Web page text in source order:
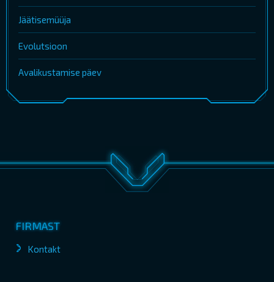
Jäätisemüüja
Evolutsioon
Avalikustamise päev
FIRMAST
Kontakt